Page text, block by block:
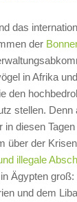
das
der
in Afrika
den
stellen. Denn
in diesen
über der
illegale
Ägypten
und dem